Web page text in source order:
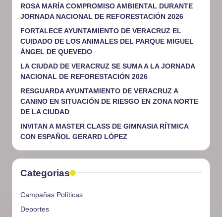
ROSA MARÍA COMPROMISO AMBIENTAL DURANTE
JORNADA NACIONAL DE REFORESTACIÓN 2026
FORTALECE AYUNTAMIENTO DE VERACRUZ EL
CUIDADO DE LOS ANIMALES DEL PARQUE MIGUEL
ÁNGEL DE QUEVEDO
LA CIUDAD DE VERACRUZ SE SUMA A LA JORNADA
NACIONAL DE REFORESTACIÓN 2026
RESGUARDA AYUNTAMIENTO DE VERACRUZ A
CANINO EN SITUACIÓN DE RIESGO EN ZONA NORTE
DE LA CIUDAD
INVITAN A MASTER CLASS DE GIMNASIA RÍTMICA
CON ESPAÑOL GERARD LÓPEZ
Categorias
Campañas Políticas
Deportes